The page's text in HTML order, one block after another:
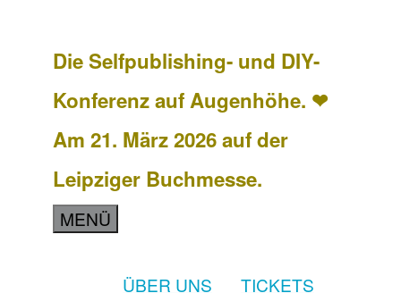
Die Selfpublishing- und DIY-
Konferenz auf Augenhöhe. ❤
Am 21. März 2026 auf der
Leipziger Buchmesse.
MENÜ
ÜBER UNS
TICKETS